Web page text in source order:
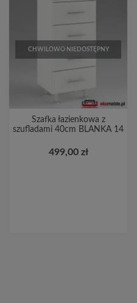
CHWILOWO NIEDOSTĘPNY
Szafka łazienkowa z
szufladami 40cm BLANKA 14
499,00 zł